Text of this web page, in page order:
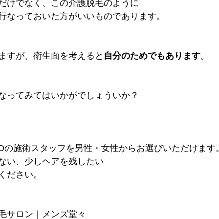
けでなく、この介護脱毛のように
なっておいた方がいいものであります。
すが、衛生面を考えると 自分のためでもあります。
ってみてはいかがでしょういか？
の施術スタッフを男性・女性からお選びいただけます
い、少しヘアを残したい
ださい。
サロン｜メンズ堂々